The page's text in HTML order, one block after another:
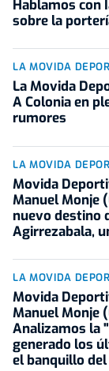
Hablamos con
sobre la
LA MOVIDA
La Movida
A Colonia en
rumores
LA MOVIDA
Movida
Manuel Monje
nuevo destino
Agirrezabala,
LA MOVIDA
Movida
Manuel Monje
Analizamos la
generado los
el banquillo